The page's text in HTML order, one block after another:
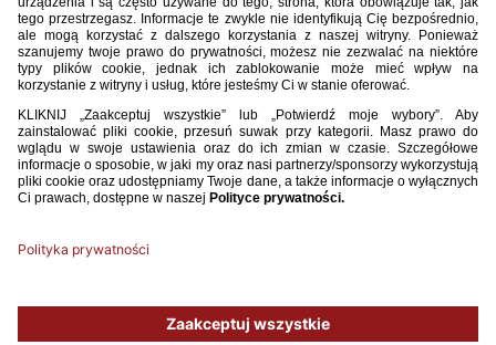
Marino Skelin, 5. Ante Utrobicić, 3. Ante Susak – 8. Antonio Bazdarić
(46, 17. Matej Ivković), 6. Segej Levak, 10. Noa Skoko (46, 16. Marin
Calusić) – 7. Dominik Babić, 9. Anton Matković, 11. Bartol Kardum (46,
Polska: 22. Axel Holewiński – 2. Dominik Szala, 15. Nico Adamczyk (46,
5. Michał Gurgul), 3. Jakub Krzyżanowski – 6. Patryk Olejnik (46, 21.
Marcel Reguła) – 11. Krzysztof Kolanko (78, 19. Szymon Łyczko), 8.
Rózga (46, 7. Filip Wolski) – 10. Daniel Mikołajewski, 17. Mike Huras (70,
Żółta kartka:Migalić
: Raed Alzahrani.